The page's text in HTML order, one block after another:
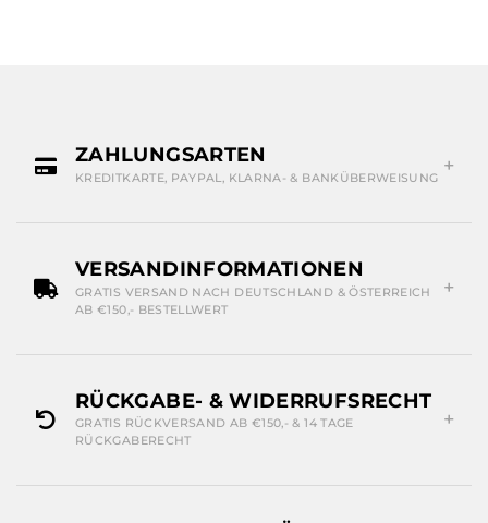
ZAHLUNGSARTEN
KREDITKARTE, PAYPAL, KLARNA- & BANKÜBERWEISUNG
VERSANDINFORMATIONEN
GRATIS VERSAND NACH DEUTSCHLAND & ÖSTERREICH
AB €150,- BESTELLWERT
RÜCKGABE- & WIDERRUFSRECHT
GRATIS RÜCKVERSAND AB €150,- & 14 TAGE
RÜCKGABERECHT